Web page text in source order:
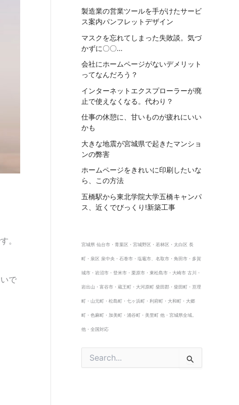
。
で
製造業の営業ツールを手がけたサービ
ス案内パンフレットデザイン
マスクを忘れてしまった失敗談。気づ
かずに〇〇…
会社にホームページがないデメリット
ってなんだろう？
インターネットエクスプローラーが廃
止で使えなくなる。代わり？
仕事の休憩に、甘いものが疲れにいい
かも
大きな地震が宮城県で起きたマンショ
ンの弊害
ホームページをきれいに印刷したいな
ら、この方法
五橋駅から東北学院大学五橋キャンパ
ス、近くでびっくり!新築工事
宮城県 仙台市・青葉区・宮城野区・若林区・太白区 長
町・泉区 泉中央・石巻市・塩竈市、名取市・角田市・多賀
城市・岩沼市・登米市・栗原市・東松島市・大崎市 古川・
岩出山・富谷市・蔵王町・大河原町 柴田郡・柴田町・亘理
町・山元町・松島町・七ヶ浜町・利府町・大和町・大郷
町・色麻町・加美町・涌谷町・美里町 他・宮城県全域。
他・全国対応